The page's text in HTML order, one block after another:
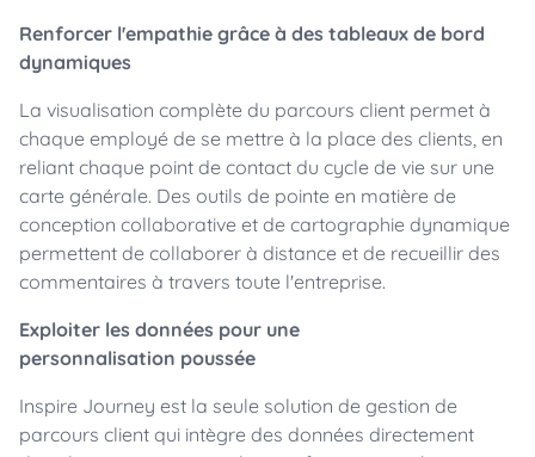
Renforcer l'empathie grâce à des tableaux de bord
dynamiques
La visualisation complète du parcours client permet à
chaque employé de se mettre à la place des clients, en
reliant chaque point de contact du cycle de vie sur une
carte générale. Des outils de pointe en matière de
conception collaborative et de cartographie dynamique
permettent de collaborer à distance et de recueillir des
commentaires à travers toute l'entreprise.
Exploiter les données pour une
personnalisation poussée
Inspire Journey est la seule solution de gestion de
parcours client qui intègre des données directement